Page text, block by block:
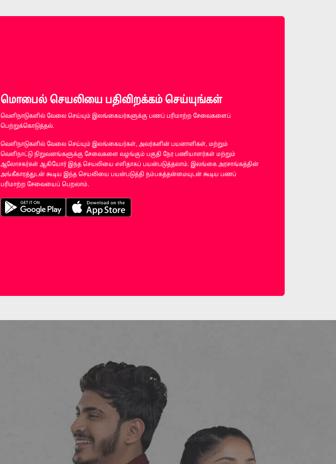
மொபைல் செயலியை பதிவிறக்கம் செய்யுங்கள்
வெளிநாடுகளில் வேலை செய்யும் இலங்கையர்களுக்கு பணப் பரிமாற்ற சேவைகளைப்
பெற்றுக்கொடுத்தல்.
வெளிநாடுகளில் வேலை செய்யும் இலங்கையர்கள், அவர்களின் பயனாளிகள், மற்றும்
வெளிநாட்டு நிறுவனங்களுக்கு சேவைகளை வழங்கும் பகுதி நேர பணியாளர்கள் மற்றும்
ஆலோசகர்கள் ஆகியோர் இந்த செயலியை எளிதாகப் பயன்படுத்தலாம். இலங்கை அரசாங்கத்தின்
அங்கீகாரத்துடன் கூடிய இந்த செயலியை பயன்படுத்தி நம்பகத்தன்மையுடன் கூடிய பணப்
பரிமாற்ற சேவையைப் பெறலாம்.